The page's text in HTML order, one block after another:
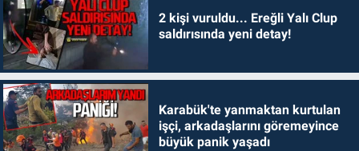
2 kişi vuruldu... Ereğli Yalı Clup
saldırısında yeni detay!
Karabük'te yanmaktan kurtulan
işçi, arkadaşlarını göremeyince
büyük panik yaşadı